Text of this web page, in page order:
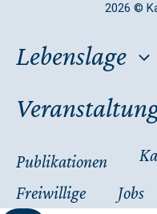
2026 ©
Lebenslage
Publikationen
Freiwillige
Jobs